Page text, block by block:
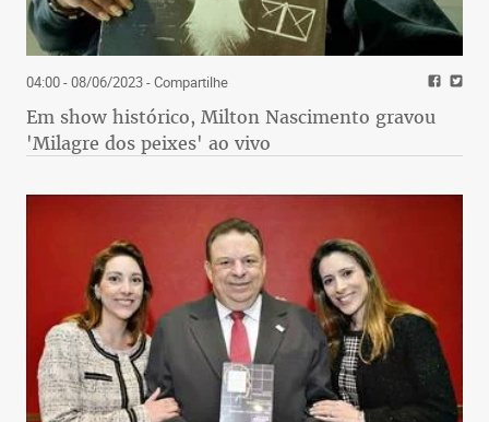
04:00 - 08/06/2023- Compartilhe
Em show histórico, Milton Nascimento gravou
'Milagre dos peixes' ao vivo